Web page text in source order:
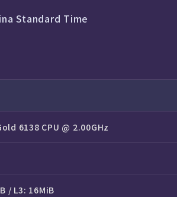
Standard Time
6138 CPU @ 2.00GHz
/ L3: 16MiB